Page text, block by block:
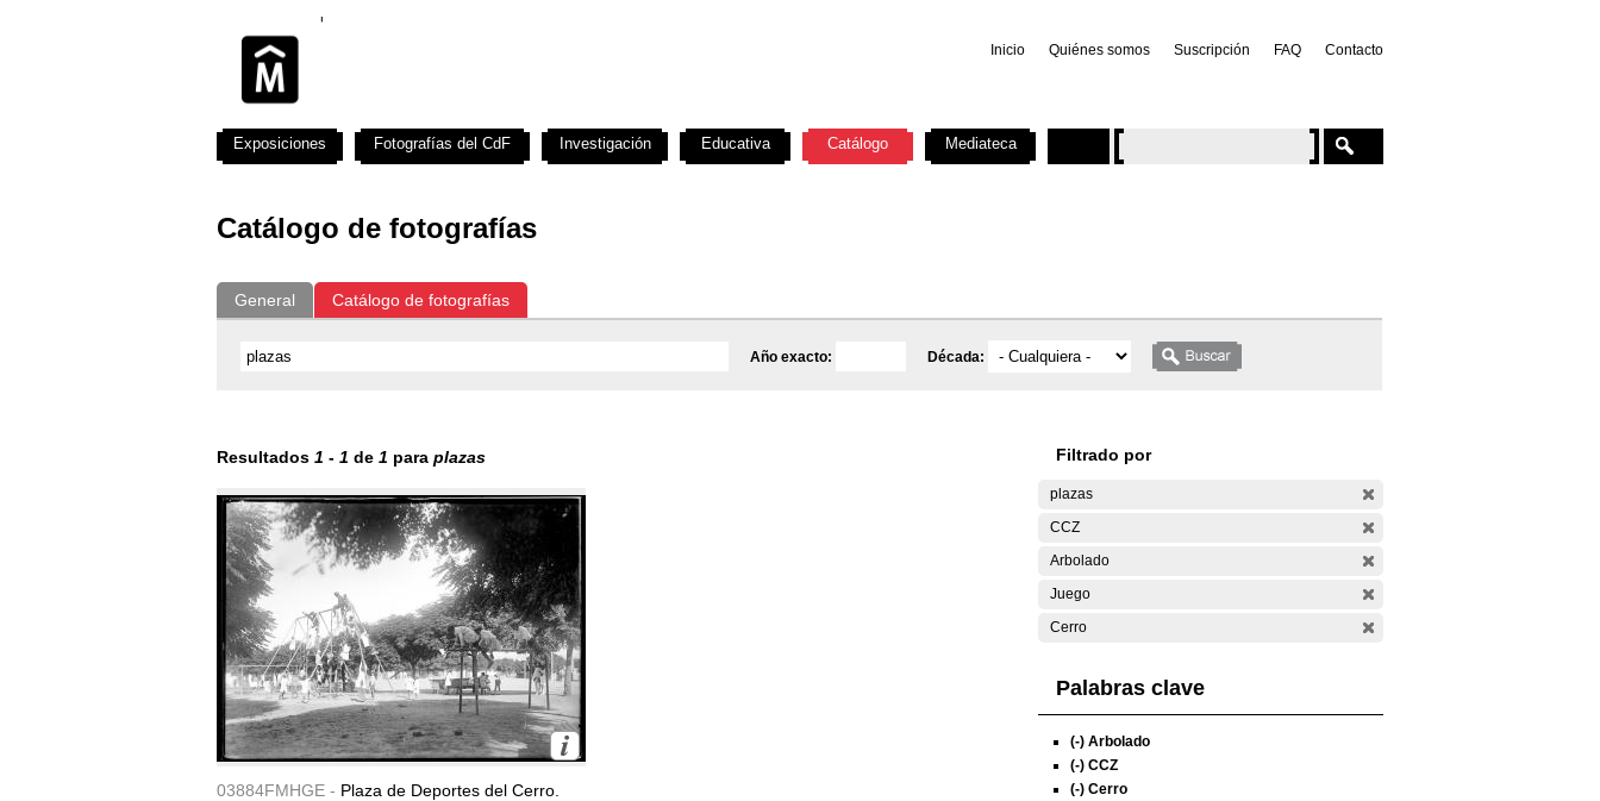
Inicio Quiénes somos Suscripción FAQ Contacto
Catálogo de fotografías
General Catálogo de fotografías
Año exacto: Década:
Resultados 1 - 1 de 1 para plazas
03884FMHGE - Plaza de Deportes del Cerro.
Filtrado por
plazas
CCZ
Arbolado
Juego
Cerro
Palabras clave
(-) Arbolado
(-) CCZ
(-) Cerro
Exposiciones Fotografías del CdF Investigación Educativa Catálogo Mediateca